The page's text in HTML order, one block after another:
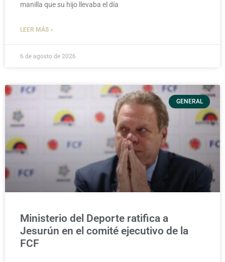
manilla que su hijo llevaba el día
LEER MÁS »
6 de agosto de 2026
GENERAL
Ministerio del Deporte ratifica a
Jesurún en el comité ejecutivo de la
FCF